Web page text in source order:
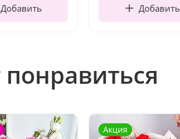
Добавить Добавить
Акция